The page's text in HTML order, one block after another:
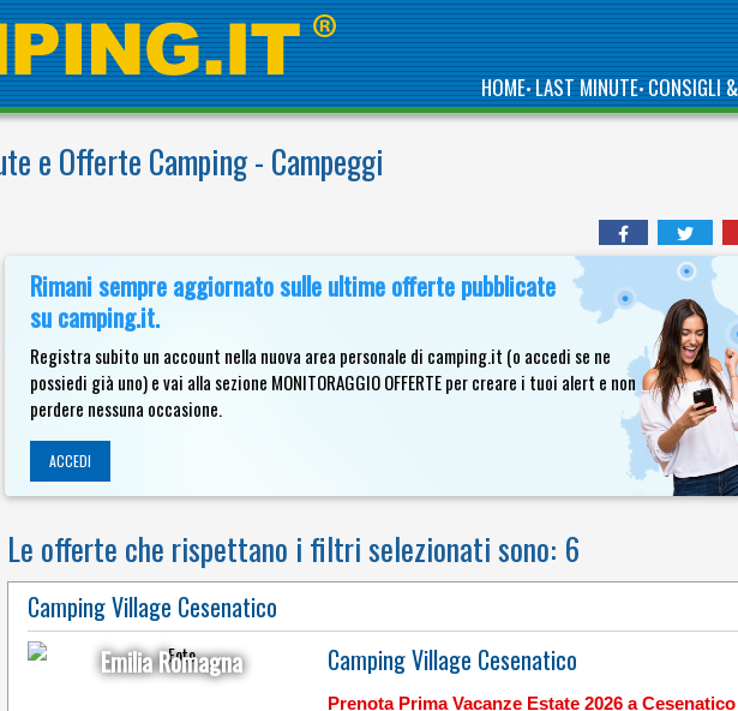
HOME•LAST MINUTE•CONSIGLI
e Offerte Camping - Campeggi
Rimani sempre aggiornato sulle ultime offerte pubblicate
su camping.it.
Registra subito un account nella nuova area personale di camping.it (o accedi se ne
possiedi già uno) e vai alla sezione MONITORAGGIO OFFERTE per creare i tuoi alert e non
perdere nessuna occasione.
ACCEDI
Le offerte che rispettano i filtri selezionati sono: 6
Camping Village Cesenatico
Camping Village Cesenatico
Prenota Prima Vacanze Estate 2026 a Cesenatico
Emilia Romagna